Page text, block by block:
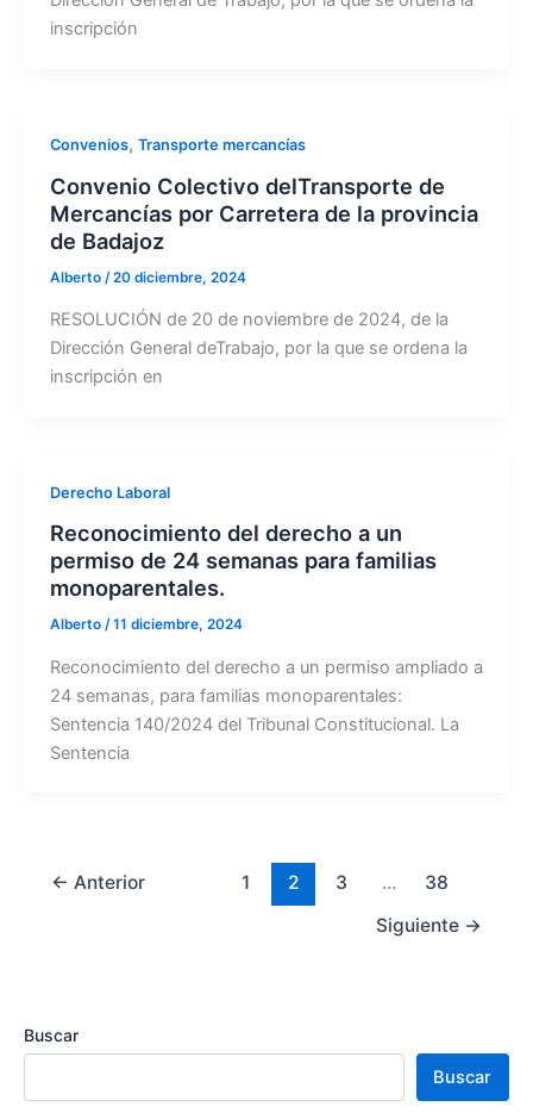
inscripción
Convenios, Transporte mercancías
Convenio Colectivo delTransporte de
Mercancías por Carretera de la provincia
de Badajoz
Alberto /20 diciembre, 2024
RESOLUCIÓN de 20 de noviembre de 2024, de la
Dirección General deTrabajo, por la que se ordena la
inscripción en
Derecho Laboral
Reconocimiento del derecho a un
permiso de 24 semanas para familias
monoparentales.
Alberto /11 diciembre, 2024
Reconocimiento del derecho a un permiso ampliado a
24 semanas, para familias monoparentales:
Sentencia 140/2024 del Tribunal Constitucional. La
Sentencia
← Anterior 1 2 3 …
38
Siguiente →
Buscar
Buscar